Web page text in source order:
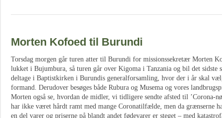
Morten Kofoed til Burundi
Torsdag morgen går turen atter til Burundi for missionssekretær Morten
lukket i Bujumbura, så turen går over Kigoma i Tanzania og bil det
deltage i Baptistkirken i Burundis generalforsamling, hvor der i år skal
formand. Derudover besøges både Rubura og Musema og vores
Morten også se, hvordan de midler, vi tidligere sendte afsted til ’Corona-
har ikke været hårdt ramt med mange Coronatilfælde, men da grænserne
en del varer og priserne på blandt andet fødevarer er steget – med